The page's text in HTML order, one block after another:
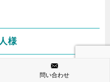
様
、燃料費高騰による影響
問い合わせ